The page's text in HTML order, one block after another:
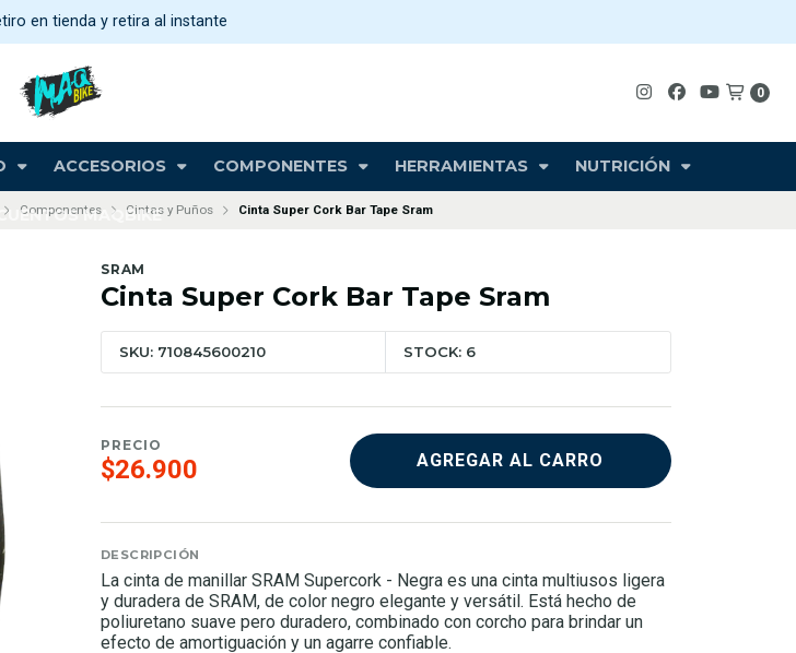
0
ACCESORIOS COMPONENTES HERRAMIENTAS NUTRICIÓN
MAQBIKE
en tienda y retira al instante
Componentes Cintas y Puños Cinta Super Cork Bar Tape Sram
SRAM
Cinta Super Cork Bar Tape Sram
SKU: 710845600210 STOCK: 6
PRECIO
$26.900 AGREGAR AL CARRO
DESCRIPCIÓN
La cinta de manillar SRAM Supercork - Negra es una cinta multiusos ligera
y duradera de SRAM, de color negro elegante y versátil. Está hecho de
poliuretano suave pero duradero, combinado con corcho para brindar un
efecto de amortiguación y un agarre confiable.